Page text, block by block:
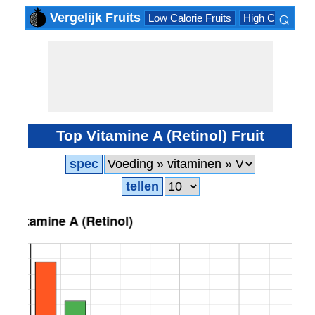
Vergelijk Fruits Low Calorie Fruits High Calorie
⌕
Top Vitamine A (Retinol) Fruit
spec
tellen